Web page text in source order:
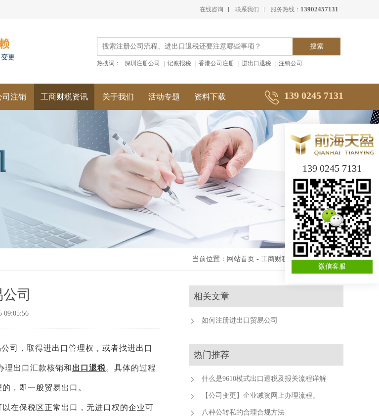
在线咨询 联系我们 服务热线： 13902457131
更
热搜词： 深圳注册公司 记账报税 香港公司注册 进出口退税 注销公司
司注销 工商财税资讯 关于我们 活动专题 资料下载 139 0245 7131
当前位置： 网站首页 - 工商财税资讯-进出口退税
司
09:05:56
司，取得进出口管理权，或者找进出口
理出口汇款核销和出口退税。具体的过程
，即一般贸易出口。
在保税区正常出口，无进口权的企业可
相关文章
如何注册进出口贸易公司
热门推荐
什么是9610模式出口退税及报关流程详解
【公司变更】企业减资网上办理流程。
八种公转私的合理合规方法
139 0245 7131
微信客服